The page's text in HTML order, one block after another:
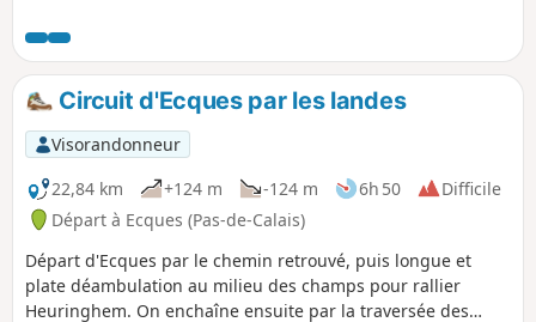
réseau de watergangs qui maillent le
paysage. Vous longez les Canaux de la
Haute Colme et le Canal de Bourbourg,
avant d'arriver à la périphérie de
Dunkerque. Après la traversée de Saint-
Pol-sur-Mer, c'est la Ville de Dunkerque
que vous découvrez. Troisième Port de
France, ici Pas besoin d’avoir le pied
marin pour partir à la découverte de
l’histoire des pêcheurs d'Islande,
marcher sur les traces du célèbre
corsaire Jean Bart ou tout simplement
Circuit d'Ecques par les landes
Visorandonneur
22,84 km
+124 m -124 m 6h 50
Difficile
Départ à Ecques (Pas-de-Calais)
Départ d'Ecques par le chemin retrouvé, puis longue et
plate déambulation au milieu des champs pour rallier
Heuringhem. On enchaîne ensuite par la traversée des